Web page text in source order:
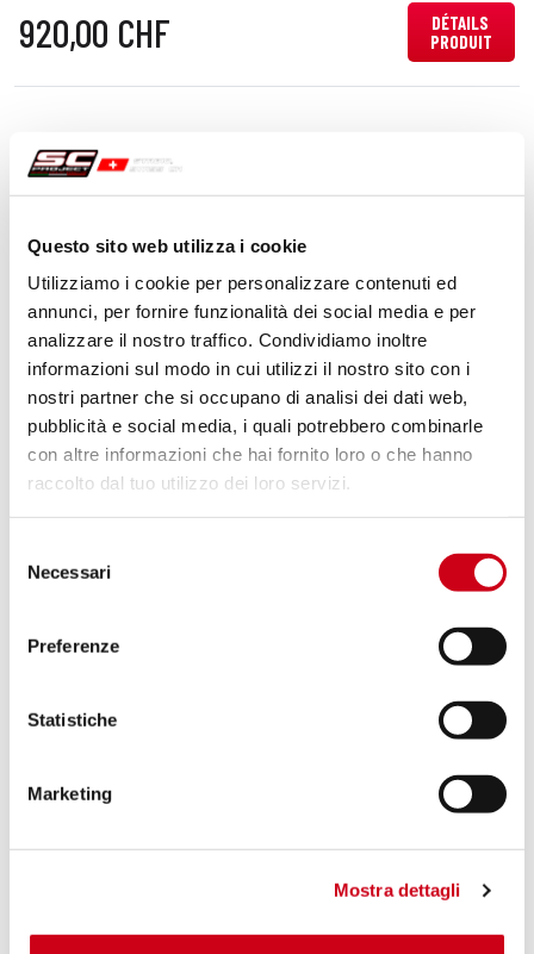
Questo sito web utilizza i cookie
Utilizziamo i cookie per personalizzare contenuti ed
annunci, per fornire funzionalità dei social media e per
analizzare il nostro traffico. Condividiamo inoltre
informazioni sul modo in cui utilizzi il nostro sito con i
nostri partner che si occupano di analisi dei dati web,
pubblicità e social media, i quali potrebbero combinarle
con altre informazioni che hai fornito loro o che hanno
raccolto dal tuo utilizzo dei loro servizi.
delNecessari
Preferenze
Statistiche
Marketing
Mostra dettagli
920,00 CHF
DÉTAILS
PRODUIT